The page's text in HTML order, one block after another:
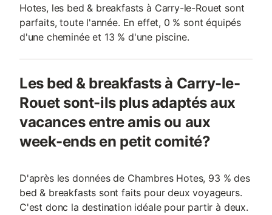
Hotes, les bed & breakfasts à Carry-le-Rouet sont
parfaits, toute l'année. En effet, 0 % sont équipés
d'une cheminée et 13 % d'une piscine.
Les bed & breakfasts à Carry-le-
Rouet sont-ils plus adaptés aux
vacances entre amis ou aux
week-ends en petit comité?
D'après les données de Chambres Hotes, 93 % des
bed & breakfasts sont faits pour deux voyageurs.
C'est donc la destination idéale pour partir à deux.